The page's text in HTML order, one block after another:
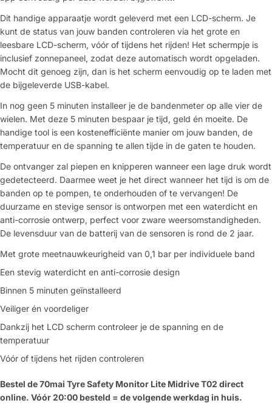
Dit handige apparaatje wordt geleverd met een LCD-scherm. Je
kunt de status van jouw banden controleren via het grote en
leesbare LCD-scherm, vóór of tijdens het rijden! Het schermpje is
inclusief zonnepaneel, zodat deze automatisch wordt opgeladen.
Mocht dit genoeg zijn, dan is het scherm eenvoudig op te laden met
de bijgeleverde USB-kabel.
In nog geen 5 minuten installeer je de bandenmeter op alle vier de
wielen. Met deze 5 minuten bespaar je tijd, geld én moeite. De
handige tool is een kostenefficiënte manier om jouw banden, de
temperatuur en de spanning te allen tijde in de gaten te houden.
De ontvanger zal piepen en knipperen wanneer een lage druk wordt
gedetecteerd. Daarmee weet je het direct wanneer het tijd is om de
banden op te pompen, te onderhouden of te vervangen! De
duurzame en stevige sensor is ontworpen met een waterdicht en
anti-corrosie ontwerp, perfect voor zware weersomstandigheden.
De levensduur van de batterij van de sensoren is rond de 2 jaar.
Met grote meetnauwkeurigheid van 0,1 bar per individuele band
Een stevig waterdicht en anti-corrosie design
Binnen 5 minuten geïnstalleerd
Veiliger én voordeliger
Dankzij het LCD scherm controleer je de spanning en de
temperatuur
Vóór of tijdens het rijden controleren
Bestel de 70mai Tyre Safety Monitor Lite Midrive T02 direct
online. Vóór 20:00 besteld = de volgende werkdag in huis.